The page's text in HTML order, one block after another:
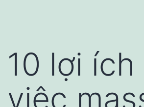
10 lợi ích
việc